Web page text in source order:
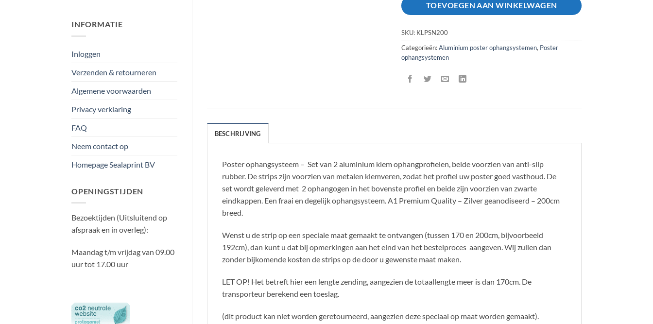
INFORMATIE
Inloggen
Verzenden & retourneren
Algemene voorwaarden
Privacy verklaring
FAQ
Neem contact op
Homepage Sealaprint BV
OPENINGSTIJDEN
Bezoektijden (Uitsluitend op
afspraak en in overleg):
Maandag t/m vrijdag van 09.00
uur tot 17.00 uur
TOEVOEGEN AAN WINKELWAGEN
SKU: KLPSN200
Categorieën:Aluminium poster ophangsystemen, Poster
ophangsystemen
BESCHRIJVING
Poster ophangsysteem – Set van 2 aluminium klem ophangprofielen, beide voorzien van anti-slip
rubber. De strips zijn voorzien van metalen klemveren, zodat het profiel uw poster goed vasthoud. De
set wordt geleverd met 2 ophangogen in het bovenste profiel en beide zijn voorzien van zwarte
eindkappen. Een fraai en degelijk ophangsysteem. A1 Premium Quality – Zilver geanodiseerd – 200cm
breed.
Wenst u de strip op een speciale maat gemaakt te ontvangen (tussen 170 en 200cm, bijvoorbeeld
192cm), dan kunt u dat bij opmerkingen aan het eind van het bestelproces aangeven. Wij zullen dan
zonder bijkomende kosten de strips op de door u gewenste maat maken.
LET OP! Het betreft hier een lengte zending, aangezien de totaallengte meer is dan 170cm. De
transporteur berekend een toeslag.
(dit product kan niet worden geretourneerd, aangezien deze speciaal op maat worden gemaakt).